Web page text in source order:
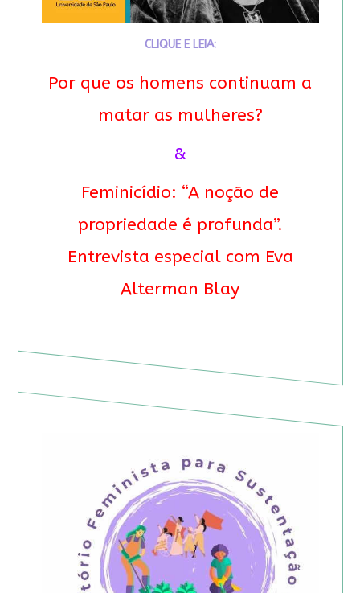
CLIQUE E LEIA:
Por que os homens continuam a
matar as mulheres?
&
Feminicídio: “A noção de
propriedade é profunda”.
Entrevista especial com Eva
Alterman Blay